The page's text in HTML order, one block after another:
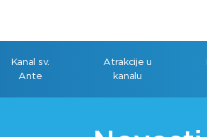
Kanal sv.
Ante
Atrakcije u
kanalu